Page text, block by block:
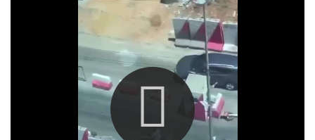
الصحافة الإسرائيلية
ثقافة وفنون
فصل من كتاب